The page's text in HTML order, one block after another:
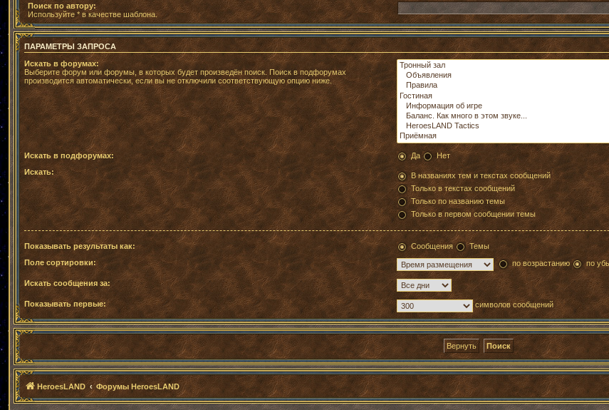
Поиск по автору:
Используйте * в качестве шаблона.
ПАРАМЕТРЫ ЗАПРОСА
Искать в форумах:
Выберите форум или форумы, в которых будет произведён поиск. Поиск в подфорумах
производится автоматически, если вы не отключили соответствующую опцию ниже.
Искать в подфорумах: Да
Нет
Искать:
В названиях тем и текстах сообщений
Только в текстах сообщений
Только по названию темы
Только в первом сообщении темы
Показывать результаты как: Сообщения
Темы
Поле сортировки:
по возрастанию по
Искать сообщения за:
Показывать первые: символов сообщений
HeroesLAND Форумы HeroesLAND